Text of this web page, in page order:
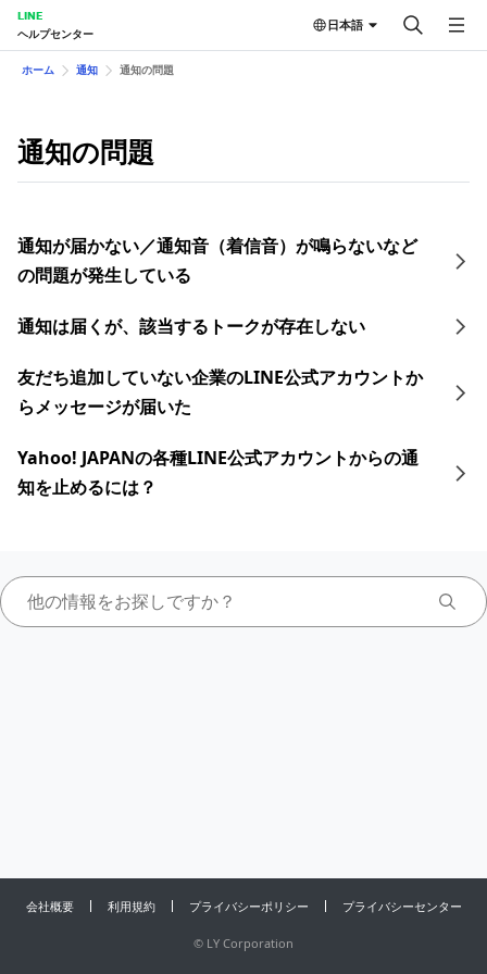
LINE
ヘルプセンター
日本語
ホーム 通知 通知の問題
通知の問題
通知が届かない／通知音（着信音）が鳴らないなど
の問題が発生している
通知は届くが、該当するトークが存在しない
友だち追加していない企業のLINE公式アカウントか
らメッセージが届いた
Yahoo! JAPANの各種LINE公式アカウントからの通
知を止めるには？
会社概要 利用規約 プライバシーポリシー プライバシーセンター
© LY Corporation